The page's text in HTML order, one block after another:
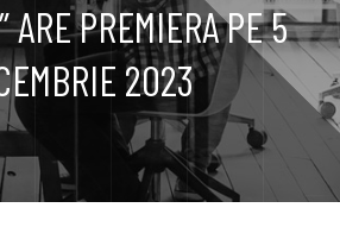
ARE PREMIERA PE 5
2023